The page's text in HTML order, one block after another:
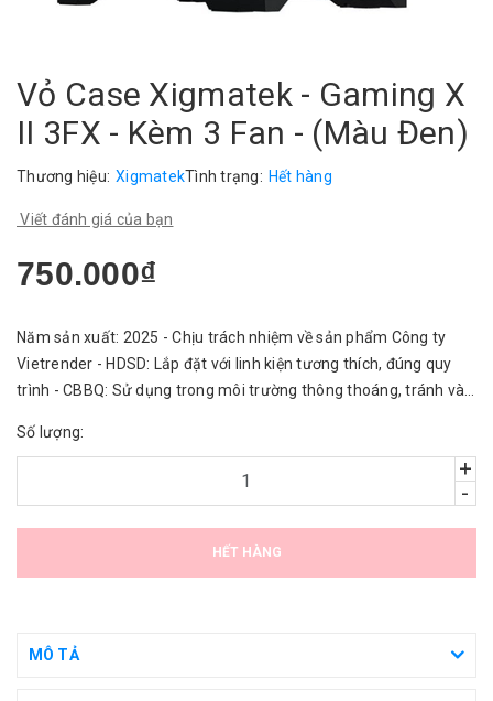
Vỏ Case Xigmatek - Gaming X
II 3FX - Kèm 3 Fan - (Màu Đen)
Thương hiệu: XigmatekTình trạng: Hết hàng
Viết đánh giá của bạn
750.000₫
Năm sản xuất: 2025 - Chịu trách nhiệm về sản phẩm Công ty
Vietrender - HDSD: Lắp đặt với linh kiện tương thích, đúng quy
trình - CBBQ: Sử dụng trong môi trường thông thoáng, tránh vào
Số lượng:
+
-
HẾT HÀNG
MÔ TẢ